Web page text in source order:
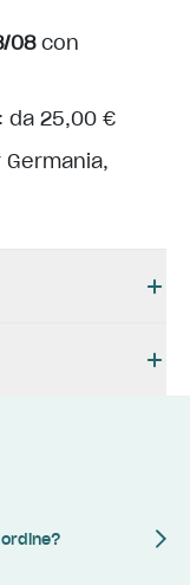
08con
da 25,00 €